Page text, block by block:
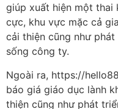
giúp xuất hiện một thai
cực, khu vực mặc cả
cải thiện cũng như
sống công ty.
Ngoài ra, https://
báo giá giáo dục lành
thiện cũng như phát